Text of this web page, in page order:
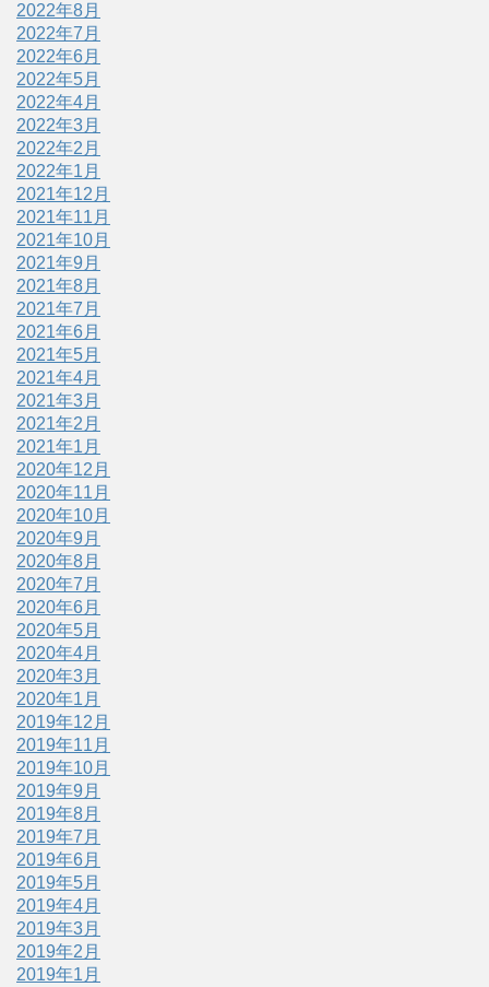
2022年8月
2022年7月
2022年6月
2022年5月
2022年4月
2022年3月
2022年2月
2022年1月
2021年12月
2021年11月
2021年10月
2021年9月
2021年8月
2021年7月
2021年6月
2021年5月
2021年4月
2021年3月
2021年2月
2021年1月
2020年12月
2020年11月
2020年10月
2020年9月
2020年8月
2020年7月
2020年6月
2020年5月
2020年4月
2020年3月
2020年1月
2019年12月
2019年11月
2019年10月
2019年9月
2019年8月
2019年7月
2019年6月
2019年5月
2019年4月
2019年3月
2019年2月
2019年1月